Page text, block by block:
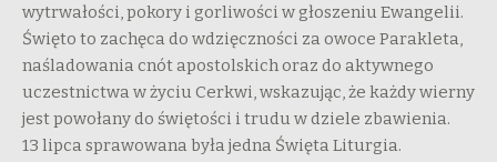
wytrwałości, pokory i gorliwości w głoszeniu Ewangelii.
Święto to zachęca do wdzięczności za owoce Parakleta,
naśladowania cnót apostolskich oraz do aktywnego
uczestnictwa w życiu Cerkwi, wskazując, że każdy wierny
jest powołany do świętości i trudu w dziele zbawienia.
13 lipca sprawowana była jedna Święta Liturgia.